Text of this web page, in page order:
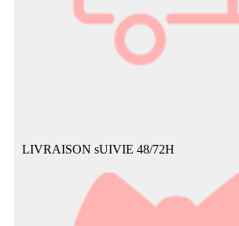
LIVRAISON sUIVIE 48/72H